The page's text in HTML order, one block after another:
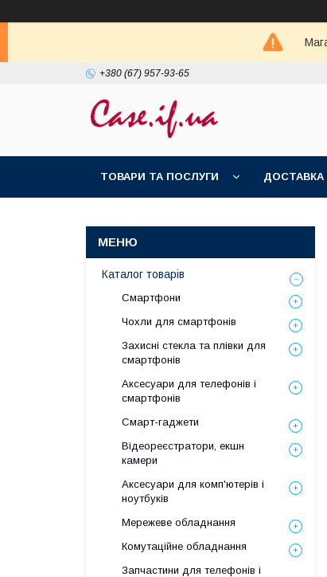
+380 (67) 957-93-65
ТОВАРИ ТА ПОСЛУГИ ДОСТАВКА
Каталог товарів
Смартфони
Чохли для смартфонів
Захисні стекла та плівки для
смартфонів
Аксесуари для телефонів і
смартфонів
Смарт-гаджети
Відеореєстратори, екшн
камери
Аксесуари для комп'ютерів і
ноутбуків
Мережеве обладнання
Комутаційне обладнання
Запчастини для телефонів і